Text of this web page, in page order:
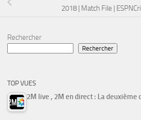
2018 | Match File |
Rechercher
Rechercher
TOP VUES
2M live , 2M en direct : La deuxième